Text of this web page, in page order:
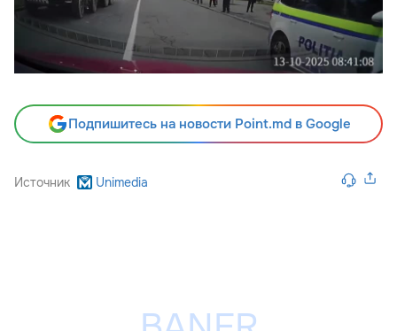
Подпишитесь на новости Point.md в Google
Источник Unimedia